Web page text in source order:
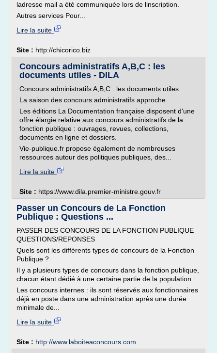
ladresse mail a été communiquée lors de linscription.
Autres services Pour...
Lire la suite
Site : http://chicorico.biz
Concours administratifs A,B,C : les
documents utiles - DILA
Concours administratifs A,B,C : les documents utiles
La saison des concours administratifs approche.
Les éditions La Documentation française disposent d'une
offre élargie relative aux concours administratifs de la
fonction publique : ouvrages, revues, collections,
documents en ligne et dossiers.
Vie-publique.fr propose également de nombreuses
ressources autour des politiques publiques, des...
Lire la suite
Site : https://www.dila.premier-ministre.gouv.fr
Passer un Concours de La Fonction
Publique : Questions ...
PASSER DES CONCOURS DE LA FONCTION PUBLIQUE
QUESTIONS/REPONSES
Quels sont les différents types de concours de la Fonction
Publique ?
Il y a plusieurs types de concours dans la fonction publique,
chacun étant dédié à une certaine partie de la population :
Les concours internes : ils sont réservés aux fonctionnaires
déjà en poste dans une administration après une durée
minimale de...
Lire la suite
Site : http://www.laboiteaconcours.com